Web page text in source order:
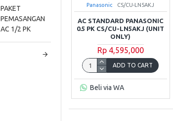
PAKET
PEMASANGAN
AC 1/2 PK
Panasonic CS/CU-LN5AKJ
AC STANDARD PANASONIC
0.5 PK CS/CU-LN5AKJ (UNIT
ONLY)
Rp 4,595,000
ADD TO CART
Beli via WA